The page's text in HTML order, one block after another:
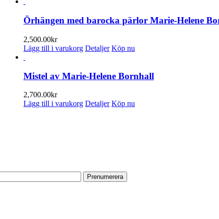
har
flera
De
olika
kan
väljas
Örhängen med barocka pärlor Marie-Helene
2,500.00kr
Lägg till i varukorg Detaljer Köp nu
Mistel av Marie-Helene Bornhall
2,700.00kr
Lägg till i varukorg Detaljer Köp nu